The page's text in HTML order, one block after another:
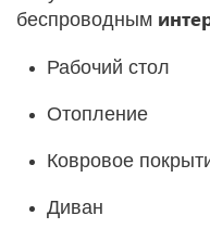
беспроводным
Рабочий стол
Отопление
Ковровое
Диван